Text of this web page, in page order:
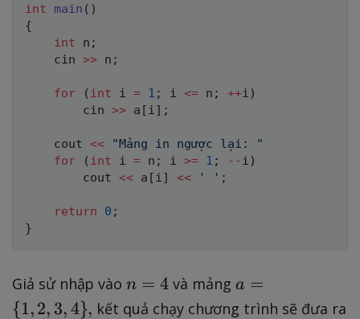
int main ( )
{
int n ;
    cin
>> n ;
for ( int i = 1 ; i <= n ; ++i )
        cin
>> a [ i ] ;
    cout
<<
"Mảng in ngược lại: "
for
( int i = n ; i >= 1 ; -- i )
        cout
<< a [ i ] << ' ' ;
return 0 ;
}
Giả sử nhập vàon
=
n = 4 và mảng a
=
a =
{1,2, 3,4}, kết quả chạy chương trình sẽ đưa ra